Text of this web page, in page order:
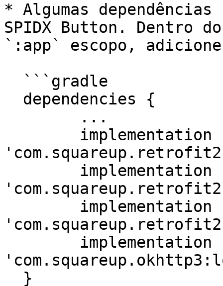
* Algumas
SPIDX Button. Dentro
`:app` escopo,